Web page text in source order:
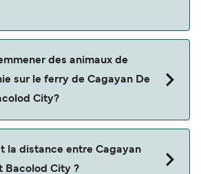
De Oro et Bacolod City.
des animaux de
sur le ferry de Cagayan De
City?
bord pour les traversées entre
la distance entre Cagayan
Bacolod City ?